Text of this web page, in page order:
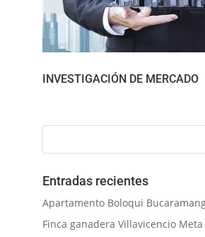
INVESTIGACIÓN DE MERCADO
Entradas recientes
Apartamento Boloqui
Finca ganadera Villavicencio